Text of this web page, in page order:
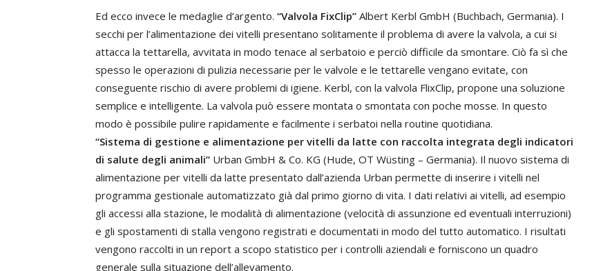
Ed ecco invece le medaglie d’argento. “Valvola FixClip” Albert Kerbl GmbH (Buchbach, Germania). I
secchi per l’alimentazione dei vitelli presentano solitamente il problema di avere la valvola, a cui si
attacca la tettarella, avvitata in modo tenace al serbatoio e perciò difficile da smontare. Ciò fa sì che
spesso le operazioni di pulizia necessarie per le valvole e le tettarelle vengano evitate, con
conseguente rischio di avere problemi di igiene. Kerbl, con la valvola FlixClip, propone una soluzione
semplice e intelligente. La valvola può essere montata o smontata con poche mosse. In questo
modo è possibile pulire rapidamente e facilmente i serbatoi nella routine quotidiana.
“Sistema di gestione e alimentazione per vitelli da latte con raccolta integrata degli indicatori
di salute degli animali” Urban GmbH & Co. KG (Hude, OT Wüsting – Germania). Il nuovo sistema di
alimentazione per vitelli da latte presentato dall’azienda Urban permette di inserire i vitelli nel
programma gestionale automatizzato già dal primo giorno di vita. I dati relativi ai vitelli, ad esempio
gli accessi alla stazione, le modalità di alimentazione (velocità di assunzione ed eventuali interruzioni)
e gli spostamenti di stalla vengono registrati e documentati in modo del tutto automatico. I risultati
vengono raccolti in un report a scopo statistico per i controlli aziendali e forniscono un quadro
generale sulla situazione dell’allevamento.